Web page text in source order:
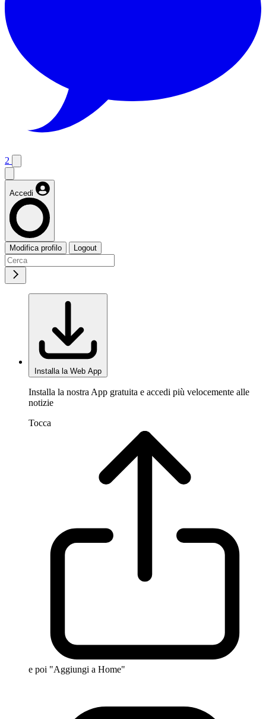
2
Accedi
Modifica profilo Logout
Installa la Web App
Installa la nostra App gratuita e accedi più velocemente alle
notizie
Tocca
e poi "Aggiungi a Home"